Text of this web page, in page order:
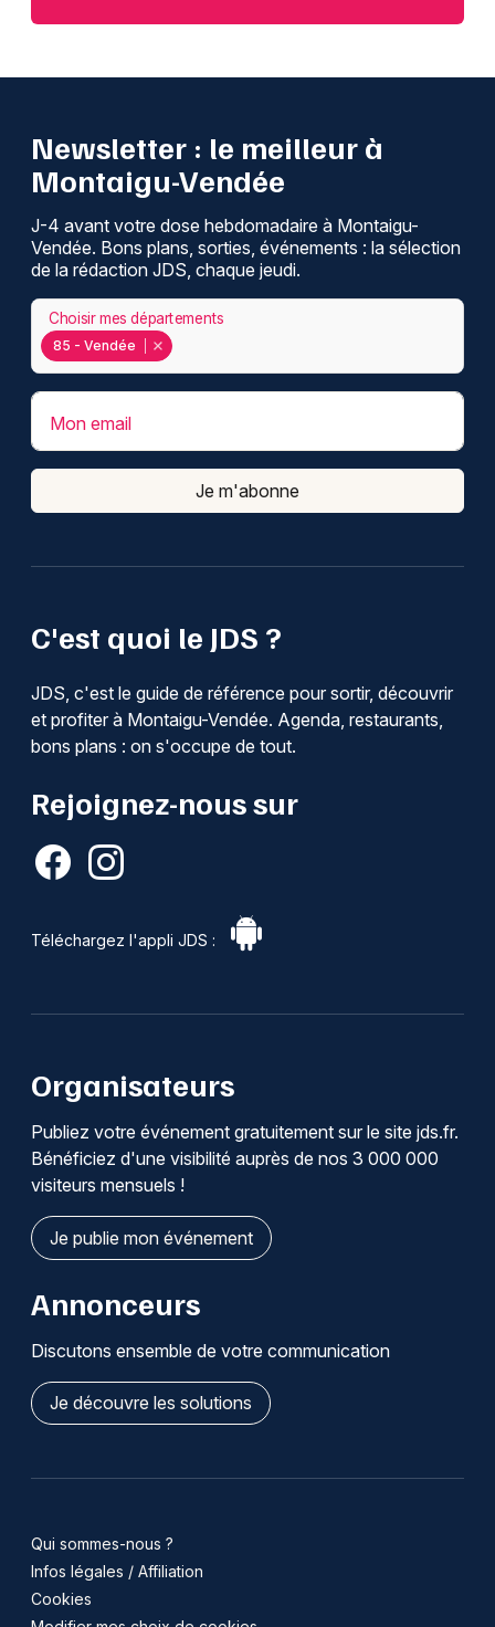
C'est quoi le JDS ?
JDS, c'est le guide de référence pour sortir, découvrir
et profiter à Montaigu-Vendée. Agenda, restaurants,
bons plans : on s'occupe de tout.
Rejoignez-nous sur
Téléchargez l'appli JDS :
Newsletter : le meilleur à
Montaigu-Vendée
J-4 avant votre dose hebdomadaire à Montaigu-
Vendée. Bons plans, sorties, événements : la sélection
de la rédaction JDS, chaque jeudi.
85 - Vendée
Choisir mes départements
Mon email
Je m'abonne
Organisateurs
Publiez votre événement gratuitement sur le site jds.fr.
Bénéficiez d'une visibilité auprès de nos 3 000 000
visiteurs mensuels !
Je publie mon événement
Annonceurs
Discutons ensemble de votre communication
Je découvre les solutions
Qui sommes-nous ?
Infos légales / Affiliation
Cookies